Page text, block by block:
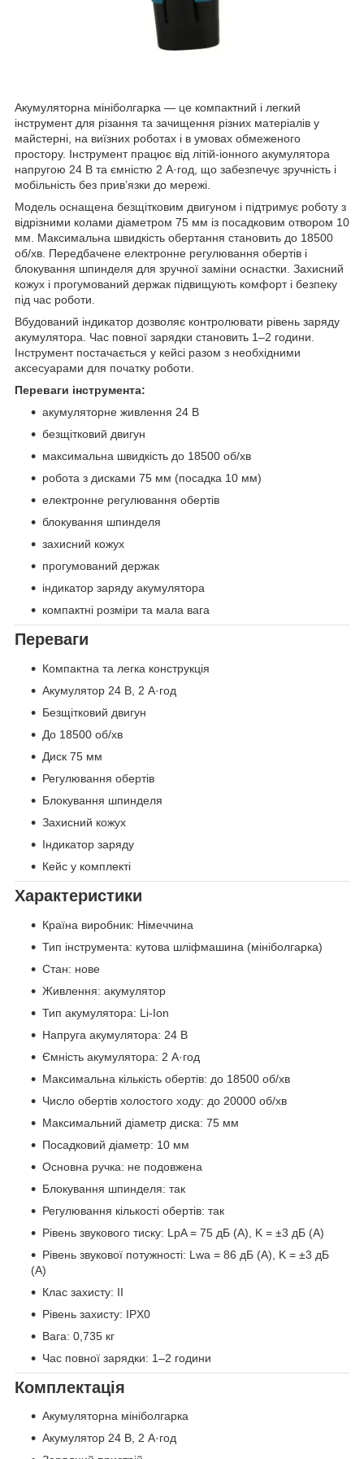
Акумуляторна мініболгарка — це компактний і легкий
інструмент для різання та зачищення різних матеріалів у
майстерні, на виїзних роботах і в умовах обмеженого
простору. Інструмент працює від літій-іонного акумулятора
напругою 24 В та ємністю 2 А·год, що забезпечує зручність і
мобільність без прив’язки до мережі.
Модель оснащена безщітковим двигуном і підтримує роботу з
відрізними колами діаметром 75 мм із посадковим отвором 10
мм. Максимальна швидкість обертання становить до 18500
об/хв. Передбачене електронне регулювання обертів і
блокування шпинделя для зручної заміни оснастки. Захисний
кожух і прогумований держак підвищують комфорт і безпеку
під час роботи.
Вбудований індикатор дозволяє контролювати рівень заряду
акумулятора. Час повної зарядки становить 1–2 години.
Інструмент постачається у кейсі разом з необхідними
аксесуарами для початку роботи.
Переваги інструмента:
акумуляторне живлення 24 В
безщітковий двигун
максимальна швидкість до 18500 об/хв
робота з дисками 75 мм (посадка 10 мм)
електронне регулювання обертів
блокування шпинделя
захисний кожух
прогумований держак
індикатор заряду акумулятора
компактні розміри та мала вага
Переваги
Компактна та легка конструкція
Акумулятор 24 В, 2 А·год
Безщітковий двигун
До 18500 об/хв
Диск 75 мм
Регулювання обертів
Блокування шпинделя
Захисний кожух
Індикатор заряду
Кейс у комплекті
Характеристики
Країна виробник: Німеччина
Тип інструмента: кутова шліфмашина (мініболгарка)
Стан: нове
Живлення: акумулятор
Тип акумулятора: Li-Ion
Напруга акумулятора: 24 В
Ємність акумулятора: 2 А·год
Максимальна кількість обертів: до 18500 об/хв
Число обертів холостого ходу: до 20000 об/хв
Максимальний діаметр диска: 75 мм
Посадковий діаметр: 10 мм
Основна ручка: не подовжена
Блокування шпинделя: так
Регулювання кількості обертів: так
Рівень звукового тиску: LpA = 75 дБ (А), K = ±3 дБ (А)
Рівень звукової потужності: Lwa = 86 дБ (А), K = ±3 дБ
(А)
Клас захисту: II
Рівень захисту: IPX0
Вага: 0,735 кг
Час повної зарядки: 1–2 години
Комплектація
Акумуляторна мініболгарка
Акумулятор 24 В, 2 А·год